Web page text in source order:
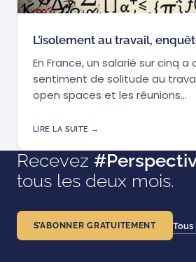
L’isolement au travail,
En France, un salarié sur cinq
sentiment de solitude au
open spaces et les réunions…
LIRE LA SUITE →
Recevez
tous les deux mois.
S’ABONNER GRATUITEMENT